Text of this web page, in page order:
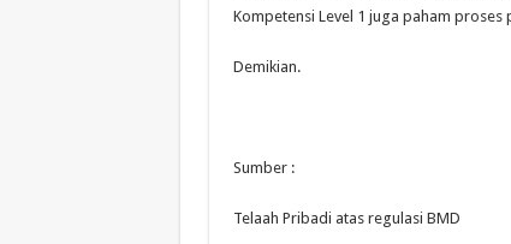
Kompetensi Level 1 juga paham proses
Demikian.
Sumber :
Telaah Pribadi atas regulasi BMD